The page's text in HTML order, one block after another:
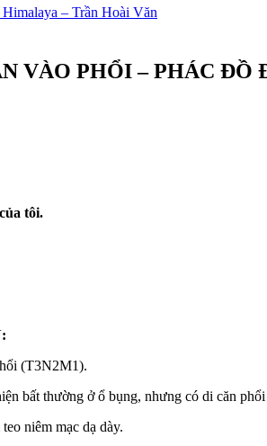
VÀO PHỔI – PHÁC ĐỒ
tôi.
(T3N2M1).
bất thường ở ổ bụng, nhưng có di căn
niêm mạc dạ dày.